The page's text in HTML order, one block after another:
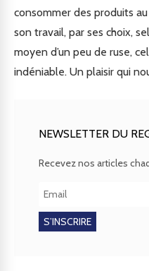
consommer des produits
son travail, par ses choix,
moyen d’un peu de ruse,
indéniable. Un plaisir qui
NEWSLETTER DU
Recevez nos articles